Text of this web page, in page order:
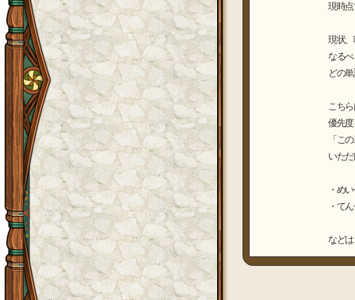
現時
現状
なる
どの
こち
優先
「こ
いた
・め
・て
など